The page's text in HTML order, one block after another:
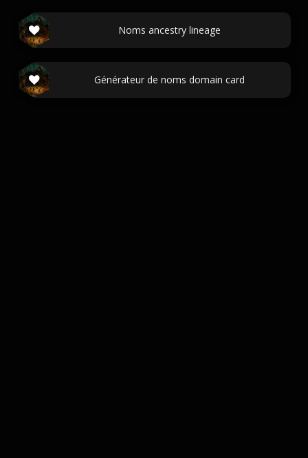
Noms ancestry lineage
Générateur de noms domain card